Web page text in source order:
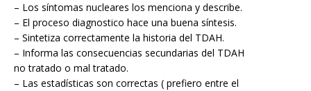
– Los síntomas nucleares los menciona y describe.
– El proceso diagnostico hace una buena síntesis.
– Sintetiza correctamente la historia del TDAH.
– Informa las consecuencias secundarias del TDAH
no tratado o mal tratado.
– Las estadísticas son correctas ( prefiero entre el